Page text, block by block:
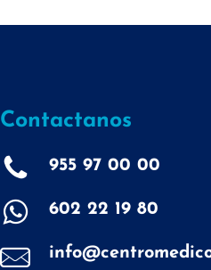
Contactanos
955 97 00 00
602 22 19 80